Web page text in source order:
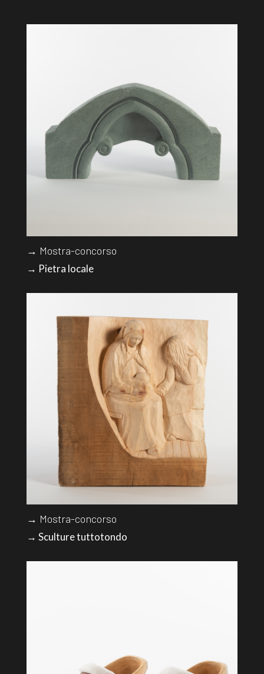
→ Mostra-concorso
→ Pietra locale
→ Mostra-concorso
→ Sculture tuttotondo